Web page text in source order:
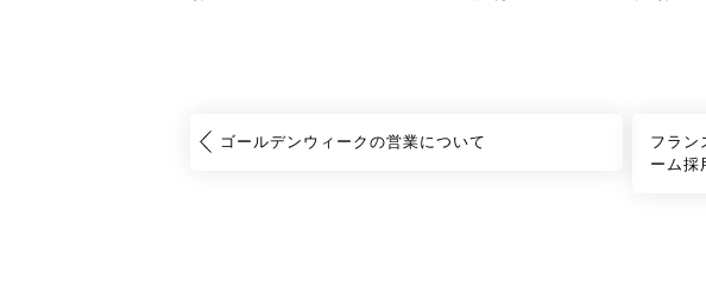
ゴールデンウィークの営業について
フラン
ーム採